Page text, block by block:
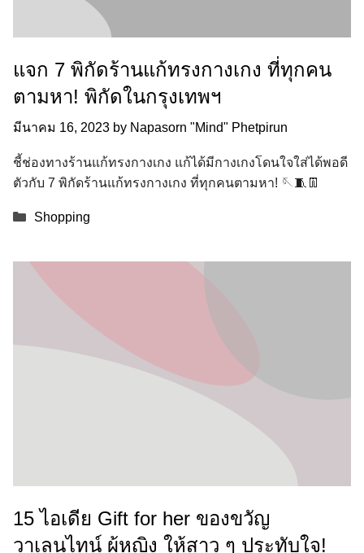
แจก 7 พิกัดร้านแก้ทรงกางเกง ที่ทุกคน
ตามหา! พิกัดในกรุงเทพฯ
มีนาคม 16, 2023 by Napasorn "Mind" Phetpirun
ชี้ช่องทางร้านแก้ทรงกางเกง แก้ได้มีกางเกงโดนใจใส่ได้พอดี
ตัวกับ 7 พิกัดร้านแก้ทรงกางเกง ที่ทุกคนตามหา! 🪡🧵👖
Categories
Shopping
15 ไอเดีย Gift for her ของขวัญ
วาเลนไทน์ ผู้หญิง ให้สาว ๆ ประทับใจ!